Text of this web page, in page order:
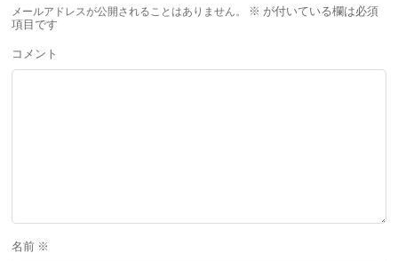
メールアドレスが公開されることはありません。 ※ が付いている欄は必須
項目です
コメント
名前 ※